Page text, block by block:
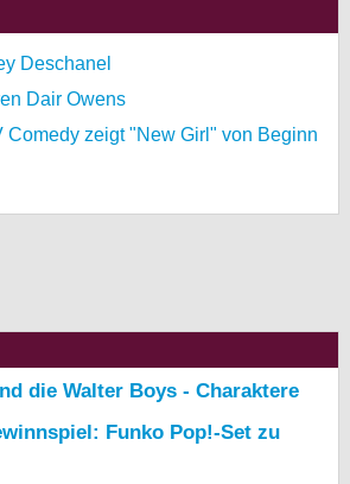
Deschanel
Dair Owens
Comedy zeigt "New Girl" von Beginn
die Walter Boys - Charaktere
Funko Pop!-Set zu